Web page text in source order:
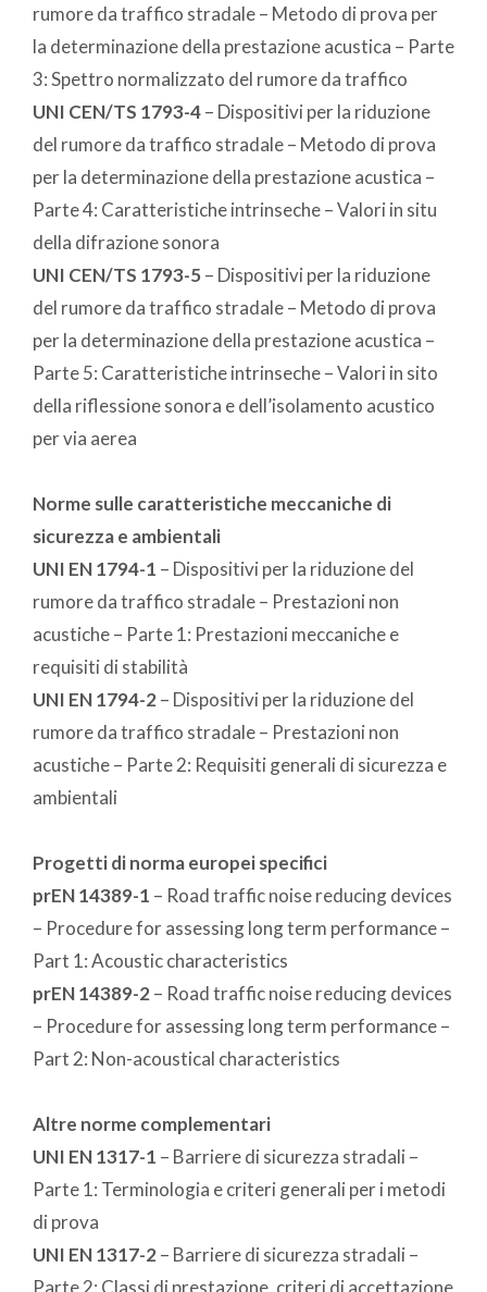
rumore da traffico stradale – Metodo di prova per
la determinazione della prestazione acustica – Parte
3: Spettro normalizzato del rumore da traffico
UNI CEN/TS 1793-4– Dispositivi per la riduzione
del rumore da traffico stradale – Metodo di prova
per la determinazione della prestazione acustica –
Parte 4: Caratteristiche intrinseche – Valori in situ
della difrazione sonora
UNI CEN/TS 1793-5– Dispositivi per la riduzione
del rumore da traffico stradale – Metodo di prova
per la determinazione della prestazione acustica –
Parte 5: Caratteristiche intrinseche – Valori in sito
della riflessione sonora e dell’isolamento acustico
per via aerea
Norme sulle caratteristiche meccaniche di
sicurezza e ambientali
UNI EN 1794-1 – Dispositivi per la riduzione del
rumore da traffico stradale – Prestazioni non
acustiche – Parte 1: Prestazioni meccaniche e
requisiti di stabilità
UNI EN 1794-2– Dispositivi per la riduzione del
rumore da traffico stradale – Prestazioni non
acustiche – Parte 2: Requisiti generali di sicurezza e
ambientali
Progetti di norma europei specifici
prEN 14389-1 – Road traffic noise reducing devices
– Procedure for assessing long term performance –
Part 1: Acoustic characteristics
prEN 14389-2– Road traffic noise reducing devices
– Procedure for assessing long term performance –
Part 2: Non-acoustical characteristics
Altre norme complementari
UNI EN 1317-1 – Barriere di sicurezza stradali –
Parte 1: Terminologia e criteri generali per i metodi
di prova
UNI EN 1317-2– Barriere di sicurezza stradali –
Parte 2: Classi di prestazione, criteri di accettazione